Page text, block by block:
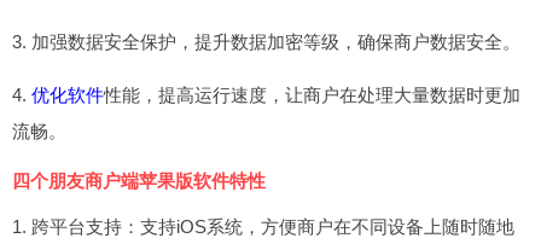
3. 加强数据安全保护，提升数据加密等级，确保商户数据安全。
4. 优化软件性能，提高运行速度，让商户在处理大量数据时更加
流畅。
四个朋友商户端苹果版软件特性
1. 跨平台支持：支持iOS系统，方便商户在不同设备上随时随地